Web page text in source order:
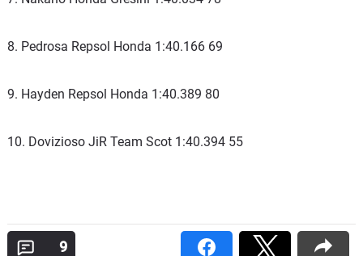
8. Pedrosa Repsol Honda 1:40.166 69
9. Hayden Repsol Honda 1:40.389 80
10. Dovizioso JiR Team Scot 1:40.394 55
9